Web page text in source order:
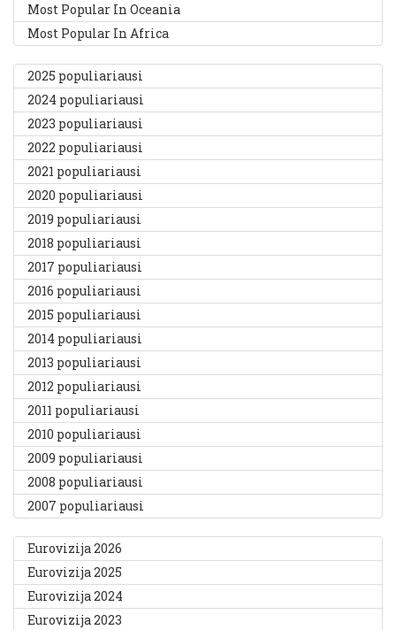
Most Popular In Oceania
Most Popular In Africa
2025 populiariausi
2024 populiariausi
2023 populiariausi
2022 populiariausi
2021 populiariausi
2020 populiariausi
2019 populiariausi
2018 populiariausi
2017 populiariausi
2016 populiariausi
2015 populiariausi
2014 populiariausi
2013 populiariausi
2012 populiariausi
2011 populiariausi
2010 populiariausi
2009 populiariausi
2008 populiariausi
2007 populiariausi
Eurovizija 2026
Eurovizija 2025
Eurovizija 2024
Eurovizija 2023